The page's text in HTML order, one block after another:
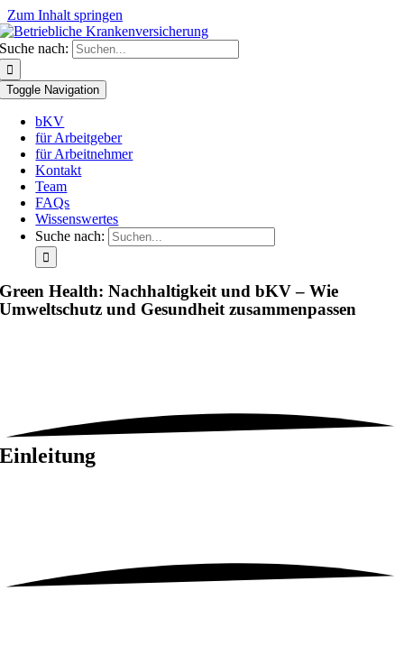
Zum Inhalt springen
Suche nach:
Toggle Navigation
bKV
für Arbeitgeber
für Arbeitnehmer
Kontakt
Team
FAQs
Wissenswertes
Suche nach:
Green Health: Nachhaltigkeit und bKV – Wie
Umweltschutz und Gesundheit zusammenpassen
Einleitung